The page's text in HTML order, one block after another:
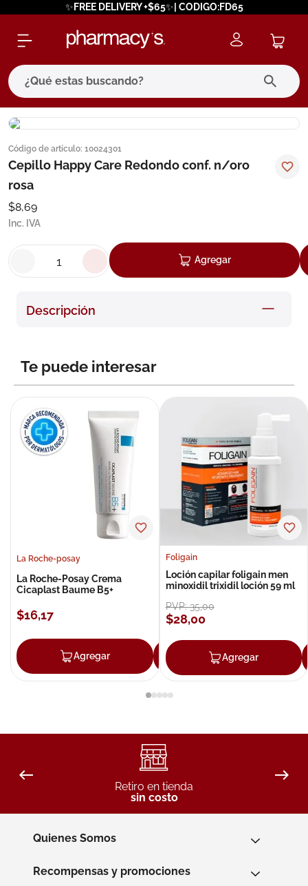
✨FREE DELIVERY +$65✨| CODIGO:FD65
¿Qué estas buscando?
Código de artículo: 10024301
Cepillo Happy Care Redondo conf. n/oro
rosa
$8,69
Inc. IVA
Agregar
Descripción
Te puede interesar
La Roche-posay
La Roche-Posay Crema
Cicaplast Baume B5+
$16,17
Agregar Agregar
Foligain
Loción capilar foligain men
minoxidil trixidil loción 59 ml
PVP:35,00
$28,00
Agregar
Retiro en tienda
sin costo
Quienes Somos
Recompensas y promociones
términos más buscados
1. eucerin
protector solar
4.
5. cerave
roche posay
10 neumoflux